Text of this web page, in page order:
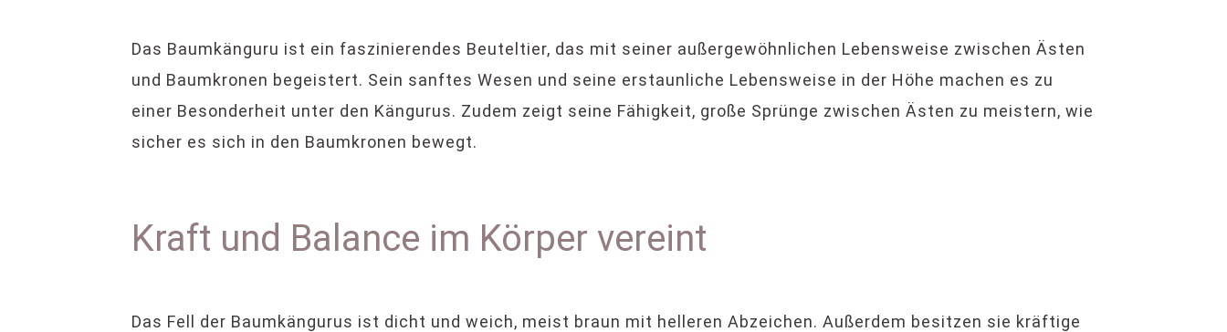
Das Baumkänguru ist ein faszinierendes Beuteltier, das mit seiner außergewöhnlichen Lebensweise zwischen Ästen
und Baumkronen begeistert. Sein sanftes Wesen und seine erstaunliche Lebensweise in der Höhe machen es zu
einer Besonderheit unter den Kängurus. Zudem zeigt seine Fähigkeit, große Sprünge zwischen Ästen zu meistern, wie
sicher es sich in den Baumkronen bewegt.
Kraft und Balance im Körper vereint
Das Fell der Baumkängurus ist dicht und weich, meist braun mit helleren Abzeichen. Außerdem besitzen sie kräftige